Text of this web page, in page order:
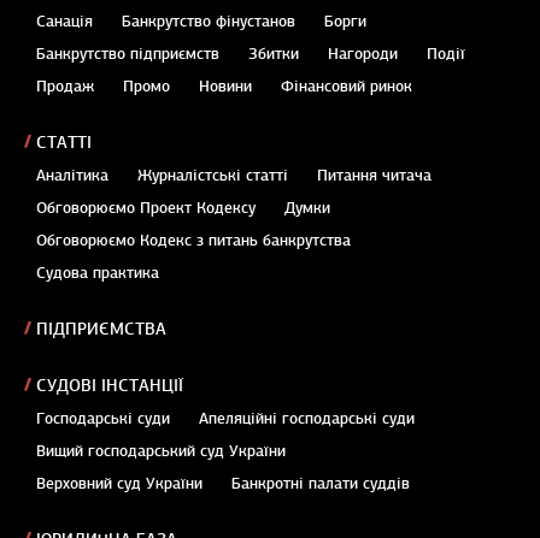
Санація
Банкрутство фінустанов
Борги
Банкрутство підприємств
Збитки Нагороди
Події
Продаж
Промо Новини Фінансовий ринок
СТАТТІ
Аналітика Журналістські статті
Питання читача
Обговорюємо Проект Кодексу
Думки
Обговорюємо Кодекс з питань банкрутства
Судова практика
ПІДПРИЄМСТВА
СУДОВІ ІНСТАНЦІЇ
Господарські суди
Апеляційні господарські суди
Вищий господарський суд України
Верховний суд України
Банкротні палати суддів